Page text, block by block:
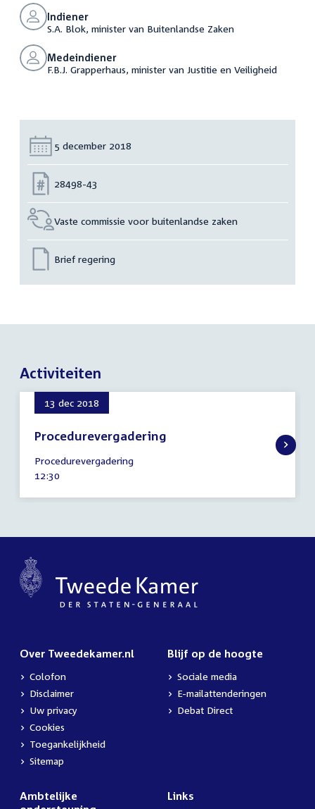
Indiener
S.A. Blok, minister van Buitenlandse Zaken
Medeindiener
F.B.J. Grapperhaus, minister van Justitie en Veiligheid
Datum:
5 december 2018
Nummer:
28498-43
Vaste commissie voor buitenlandse zaken
Brief regering
Activiteiten
13 dec 2018
Procedurevergadering
december
2018
Procedurevergadering
Tijd
12:30
Over Tweedekamer.nl
Colofon
Disclaimer
Uw privacy
Cookies
Toegankelijkheid
Sitemap
Blijf op de hoogte
Sociale media
E-mailattenderingen
Debat Direct
Ambtelijke
Links